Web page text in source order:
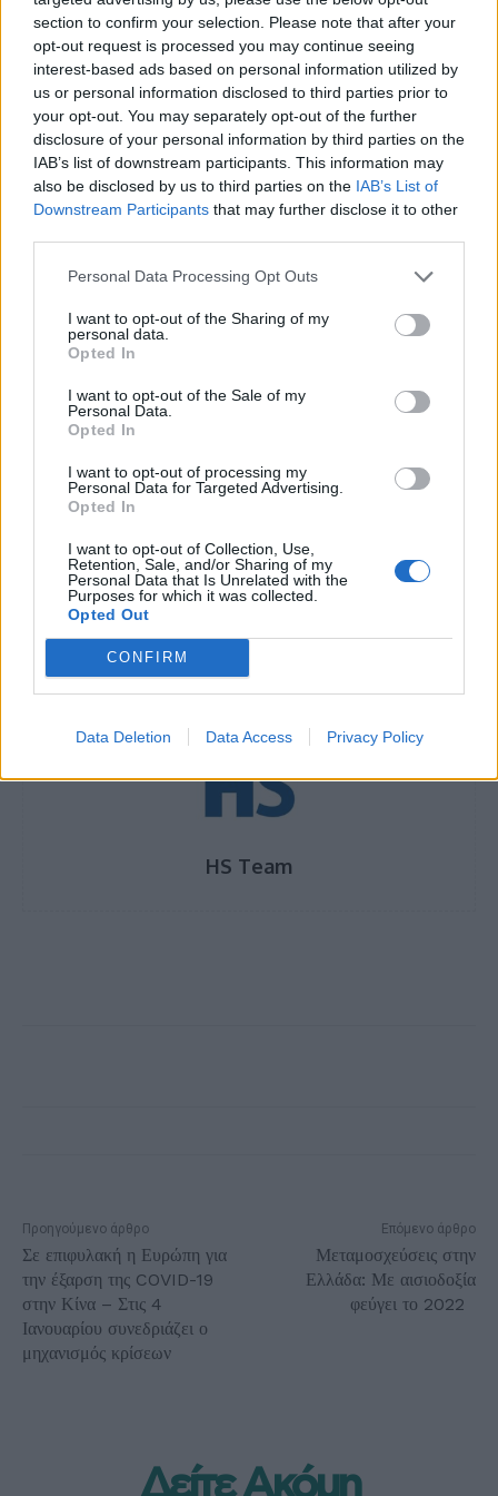
section to confirm your selection. Please note that after your
opt-out request is processed you may continue seeing
interest-based ads based on personal information utilized by
us or personal information disclosed to third parties prior to
your opt-out. You may separately opt-out of the further
disclosure of your personal information by third parties on the
IAB’s list of downstream participants. This information may
also be disclosed by us to third parties on the IAB’s List of
Downstream Participants that may further disclose it to other
Personal Data Processing Opt Outs
I want to opt-out of the Sharing of my
personal data.
Opted In
I want to opt-out of the Sale of my
Personal Data.
Opted In
I want to opt-out of processing my
Personal Data for Targeted Advertising.
Opted In
I want to opt-out of Collection, Use,
Retention, Sale, and/or Sharing of my
Personal Data that Is Unrelated with the
Purposes for which it was collected.
Opted Out
CONFIRM
Data Deletion Data Access Privacy Policy
καλό σύστημα υγείας ιδιαίτερα σε
νοσοκομειακό επίπεδο. Η πρωτοβάθμια
φροντίδα υγείας είναι υποβαθμισμένη γιατί οι
Κινέζοι εμπιστεύονται μόνο τα μεγάλα
νοσοκομεία. Θα αναγκαστούν να κάνουν
εισαγωγές αποτελεσματικών εμβολίων (ήδη οι
πλούσιοι Κινέζοι πηγαίνουν στο Μακάο για να
Διαβάστε επίσης
Στέλλα Κυριακίδου προς τους Υπουργούς
Υγείας: Πιθανός ο αντίκτυπος των ταξιδιών
από Κίνα προς Ευρώπη
κύμα COVID-19 στην Κίνα
Ηλίας Μόσιαλος
HS Team
Προηγούμενο άρθρο
Σε επιφυλακή η Ευρώπη για
την έξαρση της COVID-19
στην Κίνα – Στις 4
Ιανουαρίου συνεδριάζει ο
μηχανισμός κρίσεων
Επόμενο άρθρο
Μεταμοσχεύσεις στην
Ελλάδα: Με αισιοδοξία
φεύγει το 2022
Δείτε Ακόμη